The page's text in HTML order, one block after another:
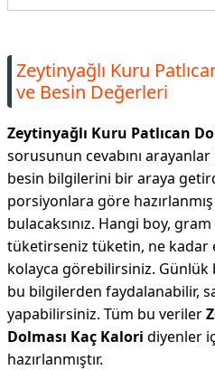
Zeytinyağlı Kuru
ve Besin Değerleri
Zeytinyağlı Kuru Patlıcan
sorusunun cevabını
besin bilgilerini bir araya
porsiyonlara göre
bulacaksınız. Hangi boy,
tüketirseniz tüketin, ne kadar
kolayca görebilirsiniz.
bu bilgilerden faydalanabilir,
yapabilirsiniz. Tüm bu veriler
Dolması Kaç Kalori diyenler
hazırlanmıştır.